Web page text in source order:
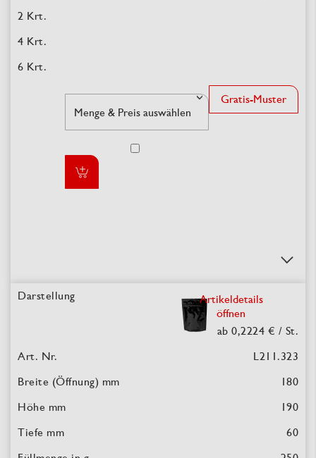
Gratis-Muster
Artikeldetails
öffnen
ab 0,2224 € / St.
L211.323
180
190
60